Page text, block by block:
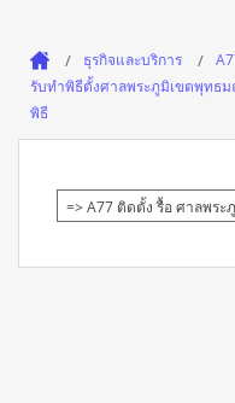
ธุรกิจและบริการ
รับทำพิธีตั้งศาลพระภูมิเขตพุทธ
พิธี